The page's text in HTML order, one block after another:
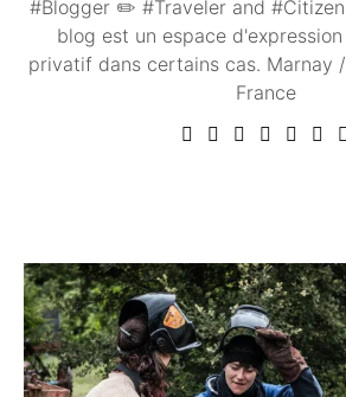
#Blogger ✏️ #Traveler and
blog est un espace
privatif dans certains cas. Marnay
France